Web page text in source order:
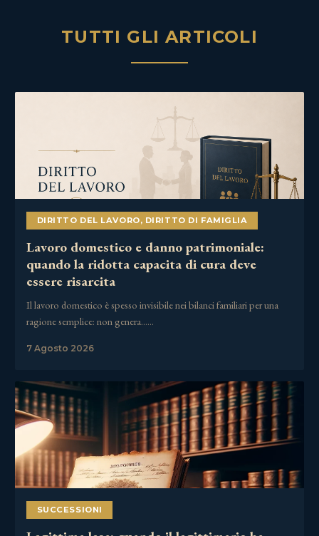
TUTTI GLI ARTICOLI
DIRITTO DEL LAVORO, DIRITTO DI FAMIGLIA
Lavoro domestico e danno patrimoniale:
quando la ridotta capacita di cura deve
essere risarcita
Il lavoro domestico è spesso invisibile nei bilanci familiari per una
ragione semplice: non genera……
7 Agosto 2026
SUCCESSIONI